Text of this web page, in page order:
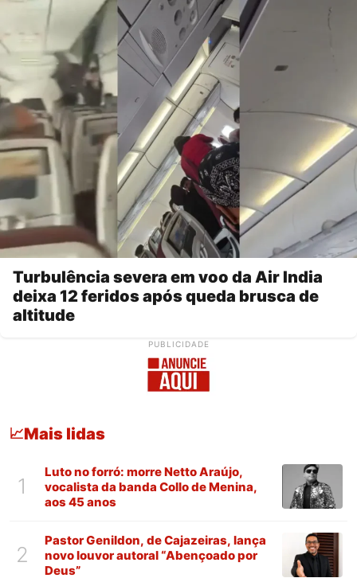
Turbulência severa em voo da Air India
deixa 12 feridos após queda brusca de
altitude
PUBLICIDADE
📈Mais lidas
1
Luto no forró: morre Netto Araújo,
vocalista da banda Collo de Menina,
aos 45 anos
2
Pastor Genildon, de Cajazeiras, lança
novo louvor autoral “Abençoado por
Deus”